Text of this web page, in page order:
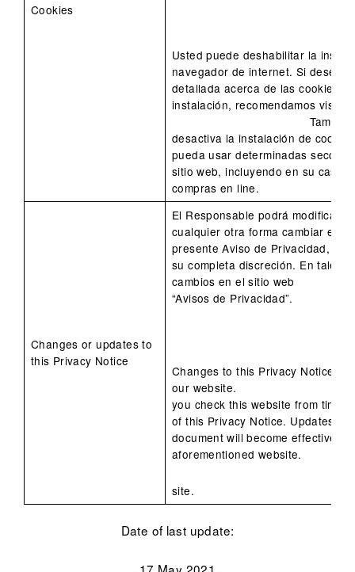
Cookies
Usted puede deshabilitar la
navegador de internet. Si desea
detallada acerca de las cookies y
instalación, recomendamos visitar
desactiva la instalación de
pueda usar determinadas
sitio web, incluyendo en su caso,
compras en line.
Changes or updates to
this Privacy Notice
El Responsable podrá modificar,
cualquier otra forma cambiar el
presente Aviso de Privacidad, en
su completa discreción. En tales
cambios en el sitio web
“Avisos de Privacidad”.
Changes to this Privacy Notice
our website.
you check this website from time
of this Privacy Notice. Updates
document will become effective
aforementioned website.
site.
Date of last update: